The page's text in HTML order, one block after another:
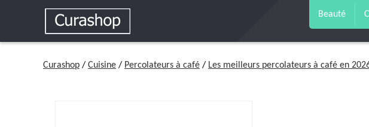
Beauté
Curashop / Cuisine / Percolateurs à café / Les meilleurs percolateurs à café en